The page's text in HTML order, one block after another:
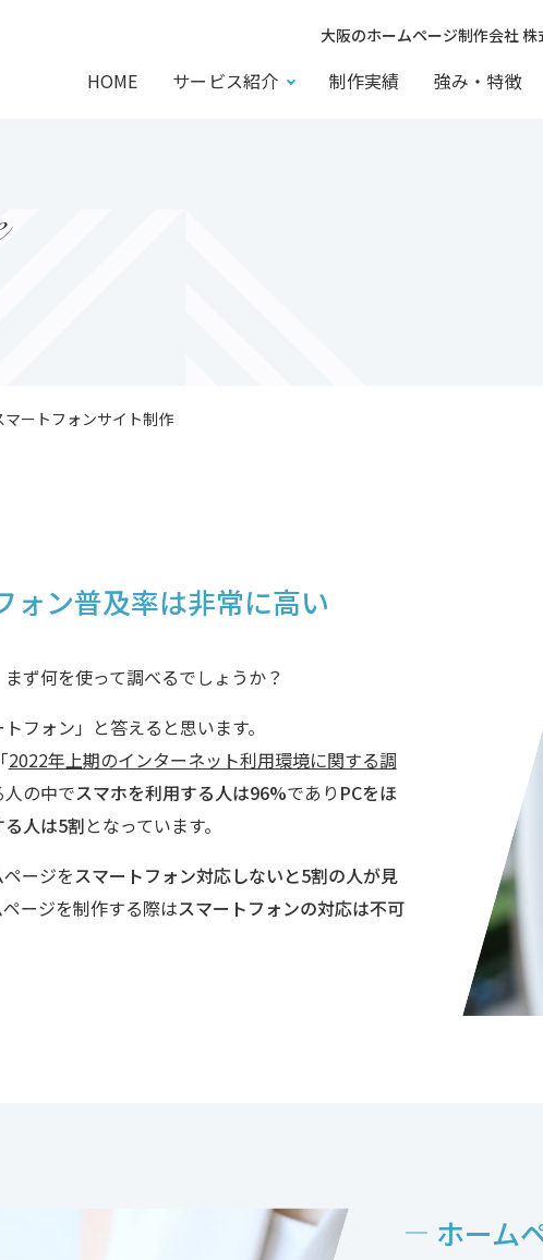
HOME サービス紹介 制作実績 強み・特徴
大阪のホームページ制作会社
マートフォンサイト制作
ォン普及率は非常に高い
ず何を使って調べるでしょうか？
フォン」と答えると思います。
2022年上期のインターネット利用環境に関する調
の中でスマホを利用する人は96%であり PCをほ
人は5割となっています。
ージをスマートフォン対応しないと5割の人が見
ージを制作する際はスマートフォンの対応は不可
ホーム